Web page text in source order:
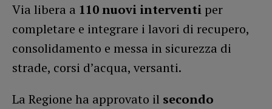
Via libera a 110 nuovi interventi per
completare e integrare i lavori di recupero,
consolidamento e messa in sicurezza di
strade, corsi d’acqua, versanti.
La Regione ha approvato il secondo